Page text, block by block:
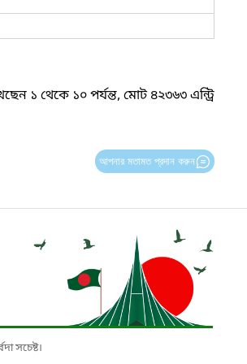
১ থেকে ১০ পর্যন্ত, মোট ৪২৩৬৩ এন্ট্রি
আপনার মতামত প্রদান করুন
সচেষ্ট।